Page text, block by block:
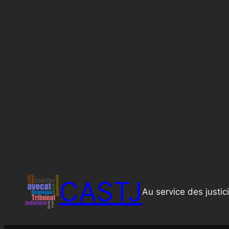
CASTJ Au service des